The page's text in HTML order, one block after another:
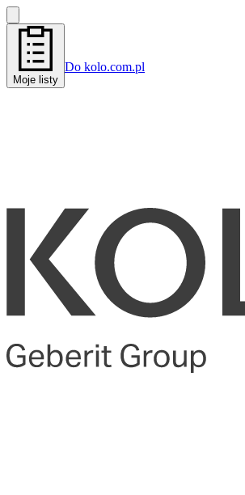
Moje listy
Do kolo.com.pl